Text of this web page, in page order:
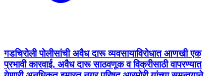
गडचिरोली पोलीसांची अवैध दारू व्यवसायाविरोधात आणखी एक
प्रभावी कारवाई. अवैध दारू साठवणूक व विक्रीसाठी वापरण्यात